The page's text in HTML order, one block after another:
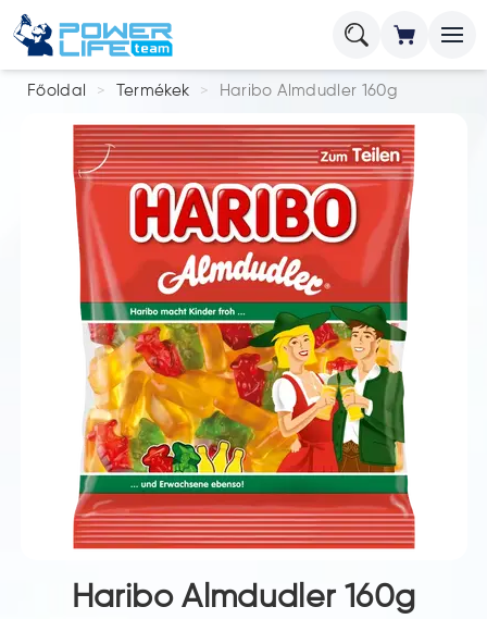
Főoldal Termékek Haribo Almdudler 160g
Haribo Almdudler 160g